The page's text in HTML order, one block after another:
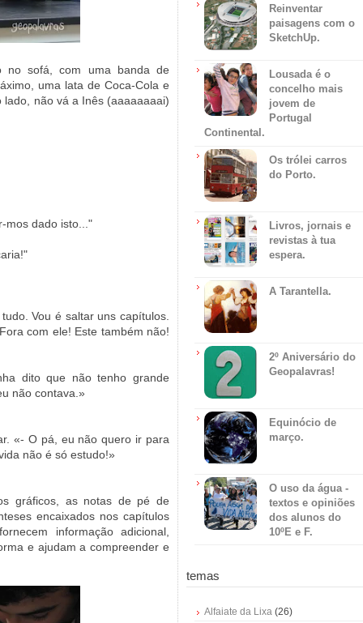
no sofá, com uma banda de
uma lata de Coca-Cola e
não vá a Inês (aaaaaaaai)
mos dado isto..."
Vou é saltar uns capítulos.
com ele! Este também não!
dito que não tenho grande
não contava.»
«- O pá, eu não quero ir para
não é só estudo!»
gráficos, as notas de pé de
encaixados nos capítulos
informação adicional,
e ajudam a compreender e
Reinventar
paisagens com o
SketchUp.
Lousada é o
concelho mais
jovem de
Portugal
Continental.
Os trólei carros
do Porto.
Livros, jornais e
revistas à tua
espera.
A Tarantella.
2º Aniversário do
Geopalavras!
Equinócio de
março.
O uso da água -
textos e opiniões
dos alunos do
10ºE e F.
temas
Alfaiate da Lixa (26)